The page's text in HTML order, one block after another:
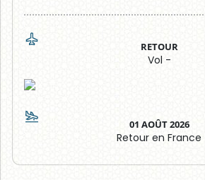
RETOUR
Vol -
01 AOÛT 2026
Retour en France